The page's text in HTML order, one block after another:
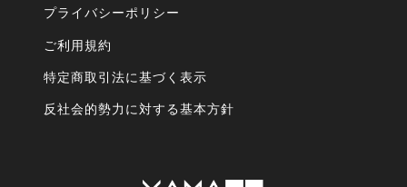
プライバシーポリシー
ご利用規約
特定商取引法に基づく表示
反社会的勢力に対する基本方針